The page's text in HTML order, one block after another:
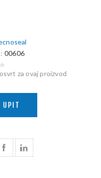
00606
za ovaj proizvod
UPIT